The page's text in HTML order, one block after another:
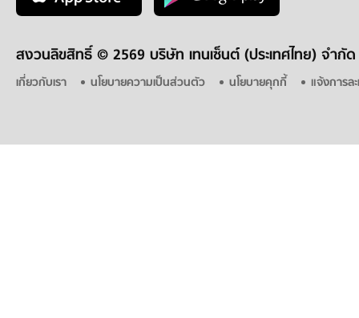
สงวนลิขสิทธิ์ © 2569 บริษัท เทนเซ็นต์ (ประเทศไทย) จำกัด
เกี่ยวกับเรา นโยบายความเป็นส่วนตัว นโยบายคุกกี้ แจ้งการล